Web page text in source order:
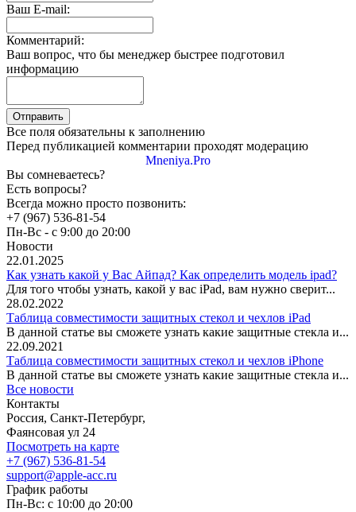
Ваш E-mail:
Комментарий:
Ваш вопрос, что бы менеджер быстрее подготовил
информацию
Все поля обязательны к заполнению
Перед публикацией комментарии проходят модерацию
Mneniya.Pro
Вы сомневаетесь?
Есть вопросы?
Всегда можно просто позвонить:
+7 (967) 536-81-54
Пн-Вс - с 9:00 до 20:00
Новости
22.01.2025
Как узнать какой у Вас Айпад? Как определить модель ipad?
Для того чтобы узнать, какой у вас iPad, вам нужно сверит...
28.02.2022
Таблица совместимости защитных стекол и чехлов iPad
В данной статье вы сможете узнать какие защитные стекла и...
22.09.2021
Таблица совместимости защитных стекол и чехлов iPhone
В данной статье вы сможете узнать какие защитные стекла и...
Все новости
Контакты
Россия, Санкт-Петербург,
Фаянсовая ул 24
Посмотреть на карте
+7 (967) 536-81-54
support@apple-acc.ru
График работы
Пн-Вс: с 10:00 до 20:00